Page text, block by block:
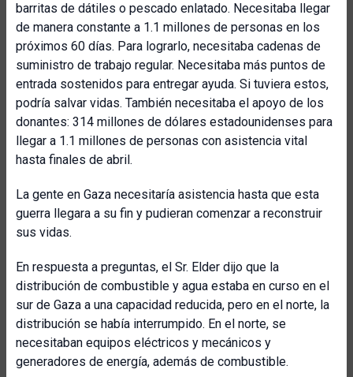
barritas de dátiles o pescado enlatado. Necesitaba llegar
de manera constante a 1.1 millones de personas en los
próximos 60 días. Para lograrlo, necesitaba cadenas de
suministro de trabajo regular. Necesitaba más puntos de
entrada sostenidos para entregar ayuda. Si tuviera estos,
podría salvar vidas. También necesitaba el apoyo de los
donantes: 314 millones de dólares estadounidenses para
llegar a 1.1 millones de personas con asistencia vital
hasta finales de abril.
La gente en Gaza necesitaría asistencia hasta que esta
guerra llegara a su fin y pudieran comenzar a reconstruir
sus vidas.
En respuesta a preguntas, el Sr. Elder dijo que la
distribución de combustible y agua estaba en curso en el
sur de Gaza a una capacidad reducida, pero en el norte, la
distribución se había interrumpido. En el norte, se
necesitaban equipos eléctricos y mecánicos y
generadores de energía, además de combustible.